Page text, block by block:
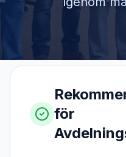
för